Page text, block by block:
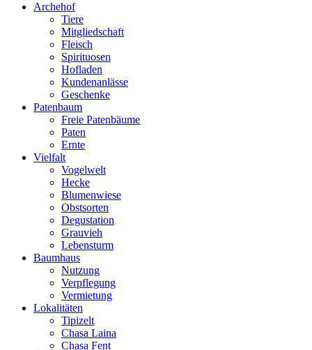
Archehof
Tiere
Mitgliedschaft
Fleisch
Spirituosen
Hofladen
Kundenanlässe
Geschenke
Patenbaum
Freie Patenbäume
Paten
Ernte
Vielfalt
Vogelwelt
Hecke
Blumenwiese
Obstsorten
Degustation
Grauvieh
Lebensturm
Baumhaus
Nutzung
Verpflegung
Vermietung
Lokalitäten
Tipizelt
Chasa Laina
Chasa Fent